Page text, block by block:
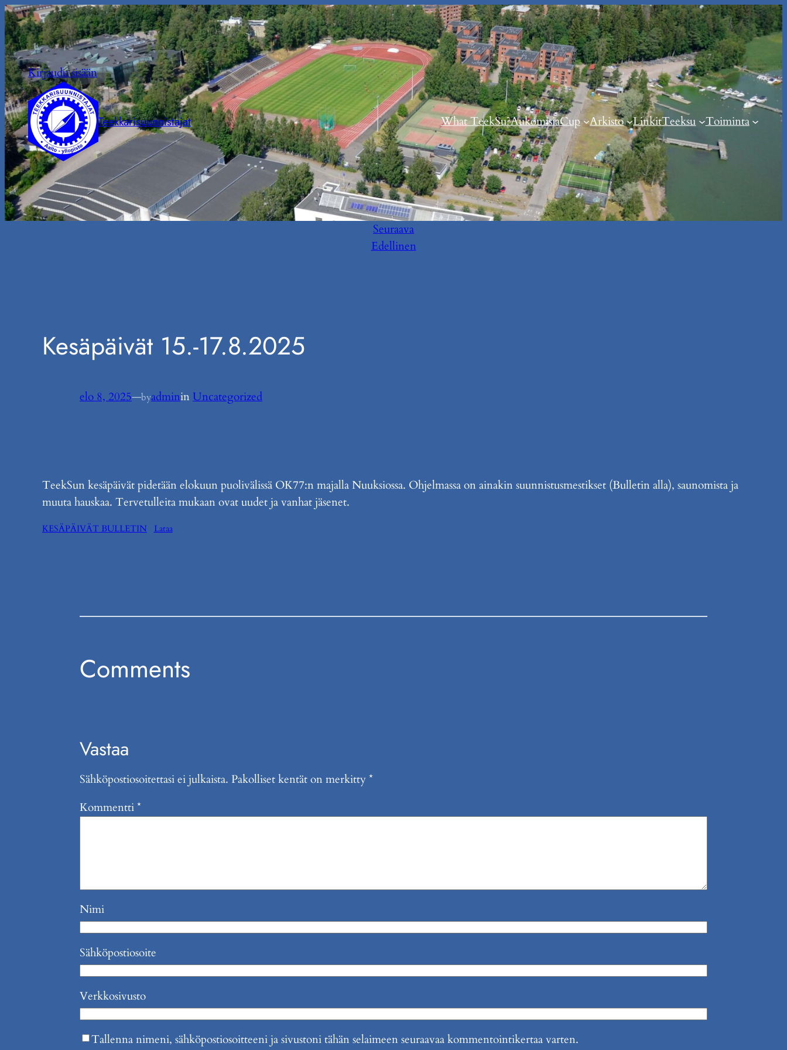
Siirry
sisältöön
Kirjaudu sisään
Teekkarisuunnistajat What TeekSu?AukomisiaCup Arkisto LinkitTeeksu Toiminta
Seuraava
Edellinen
Kesäpäivät 15.-17.8.2025
elo 8, 2025—byadminin Uncategorized
TeekSun kesäpäivät pidetään elokuun puolivälissä OK77:n majalla Nuuksiossa. Ohjelmassa on ainakin suunnistusmestikset (Bulletin alla), saunomista ja
muuta hauskaa. Tervetulleita mukaan ovat uudet ja vanhat jäsenet.
KESÄPÄIVÄT BULLETIN Lataa
Comments
Vastaa
Sähköpostiosoitettasi ei julkaista. Pakolliset kentät on merkitty*
Kommentti*
Nimi
Sähköpostiosoite
Verkkosivusto
Tallenna nimeni, sähköpostiosoitteeni ja sivustoni tähän selaimeen seuraavaa kommentointikertaa varten.